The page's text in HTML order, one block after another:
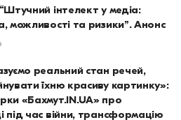
інтелект у медіа:
можливості та ризики”. Анонс
реальний стан речей,
їхню красиву картинку»:
«Бахмут.IN.UA» про
під час війни, трансформацію